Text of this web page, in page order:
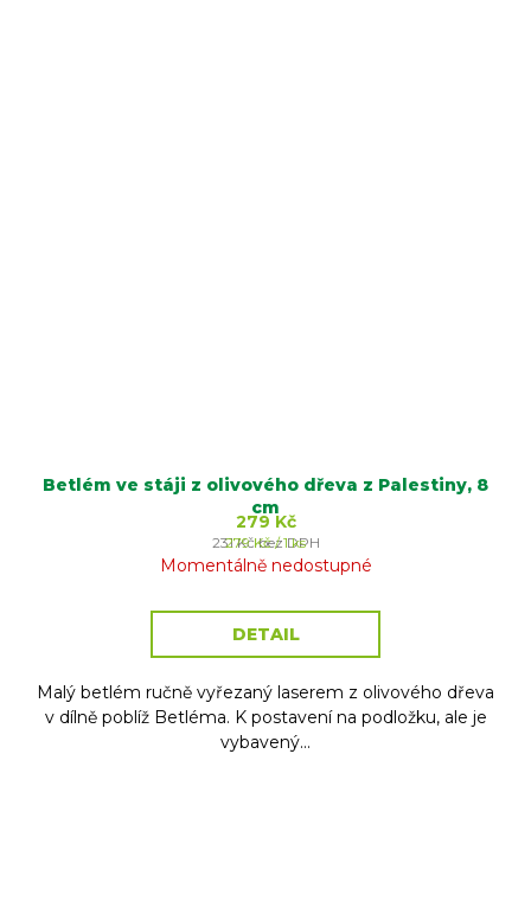
Betlém ve stáji z olivového dřeva z Palestiny, 8
cm
Momentálně nedostupné
231 Kč bez DPH
279 Kč
Měrná
cena:
279 Kč / 1 ks
DETAIL
Malý betlém ručně vyřezaný laserem z olivového dřeva
v dílně poblíž Betléma. K postavení na podložku, ale je
vybavený...